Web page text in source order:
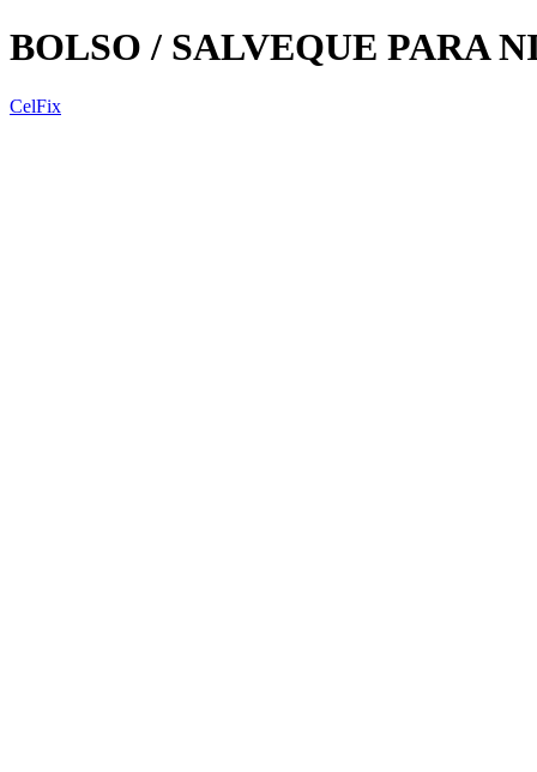
BOLSO / SALVEQUE PARA
CelFix